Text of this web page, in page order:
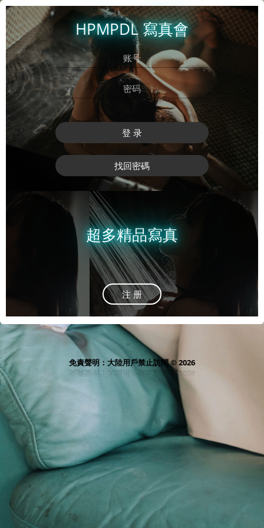
HPMPDL 寫真會
登 录
找回密碼
超多精品寫真
注 册
登 录
免責聲明：大陸用戶禁止訪問 © 2026